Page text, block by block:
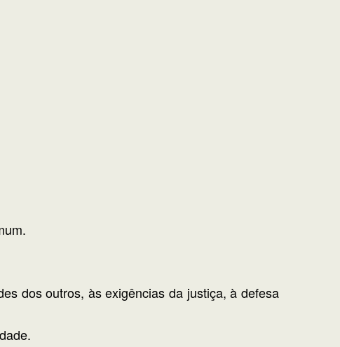
dos outros, às exigências da justiça, à defesa